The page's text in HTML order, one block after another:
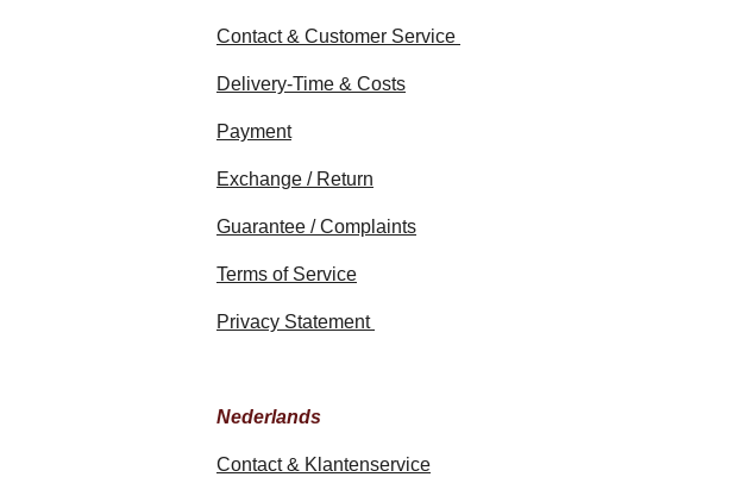
Contact & Customer Service
Delivery-Time & Costs
Payment
Exchange / Return
Guarantee / Complaints
Terms of Service
Privacy Statement
Nederlands
Contact & Klantenservice